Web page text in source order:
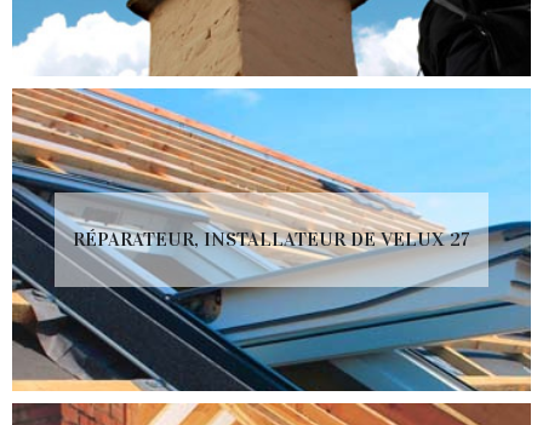
RÉPARATEUR, INSTALLATEUR DE VELUX 27